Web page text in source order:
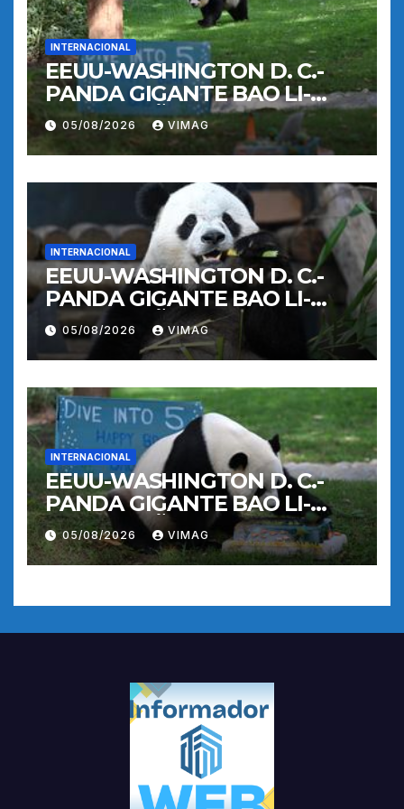
INTERNACIONAL
EEUU-WASHINGTON D. C.-
PANDA GIGANTE BAO LI-
CUMPLEAÑOS
05/08/2026 VIMAG
INTERNACIONAL
EEUU-WASHINGTON D. C.-
PANDA GIGANTE BAO LI-
CUMPLEAÑOS
05/08/2026 VIMAG
INTERNACIONAL
EEUU-WASHINGTON D. C.-
PANDA GIGANTE BAO LI-
CUMPLEAÑOS
05/08/2026 VIMAG